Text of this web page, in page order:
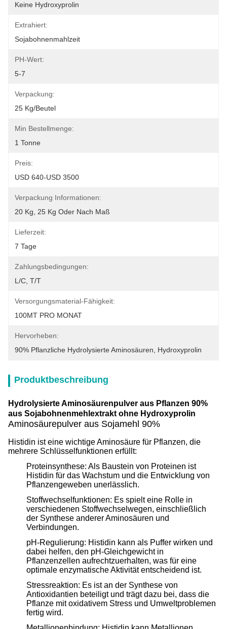
Keine Hydroxyprolin
Extrahiert:
Sojabohnenmahlzeit
PH-Wert:
5-7
Verpackung:
25 Kg/Beutel
Min Bestellmenge:
1 Tonne
Preis:
USD 640-USD 3500
Verpackung Informationen:
20 Kg, 25 Kg Oder Nach Maß
Lieferzeit:
7 Tage
Zahlungsbedingungen:
L/C, T/T
Versorgungsmaterial-Fähigkeit:
100MT PRO MONAT
Hervorheben:
90% Pflanzliche Hydrolysierte Aminosäuren
Hydroxyprolin
Produktbeschreibung
Hydrolysierte Aminosäurenpulver aus Pflanzen 90%
aus Sojabohnenmehlextrakt ohne Hydroxyprolin
Aminosäurepulver aus Sojamehl 90%
Histidin ist eine wichtige Aminosäure für Pflanzen, die
mehrere Schlüsselfunktionen erfüllt:
Proteinsynthese: Als Baustein von Proteinen ist
Histidin für das Wachstum und die Entwicklung von
Pflanzengeweben unerlässlich.
Stoffwechselfunktionen: Es spielt eine Rolle in
verschiedenen Stoffwechselwegen, einschließlich
der Synthese anderer Aminosäuren und
Verbindungen.
pH-Regulierung: Histidin kann als Puffer wirken und
dabei helfen, den pH-Gleichgewicht in
Pflanzenzellen aufrechtzuerhalten, was für eine
optimale enzymatische Aktivität entscheidend ist.
Stressreaktion: Es ist an der Synthese von
Antioxidantien beteiligt und trägt dazu bei, dass die
Pflanze mit oxidativem Stress und Umweltproblemen
fertig wird.